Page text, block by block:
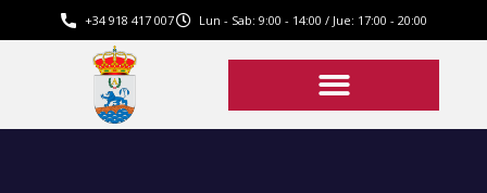
+34 918 417 007 Lun - Sab: 9:00 - 14:00 / Jue: 17:00 - 20:00